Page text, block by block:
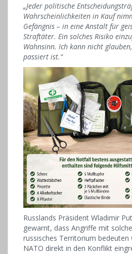
„Jeder politische
Wahrscheinlichkeiten in Kauf
Gefängnis – in eine Anstalt für
Straftäter. Ein solches Risiko
Wahnsinn. Ich kann nicht
passiert ist.“
Russlands Präsident Wladimir
gewarnt, dass Angriffe mit
russisches Territorium bedeuten
NATO direkt in den Konflikt